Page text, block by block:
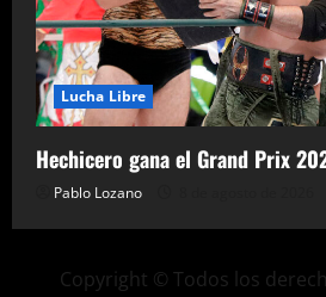
Lucha Libre
Hechicero gana el Grand Prix
Pablo Lozano
Copyright © Todos los